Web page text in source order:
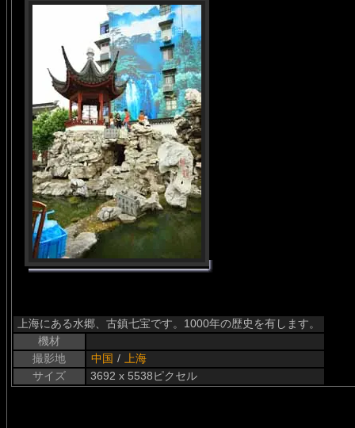
上海にある水郷、古鎮七宝です。1000年の歴史を有します。
機材
撮影地
中国 /
上海
サイズ
3692 x 5538ピクセル